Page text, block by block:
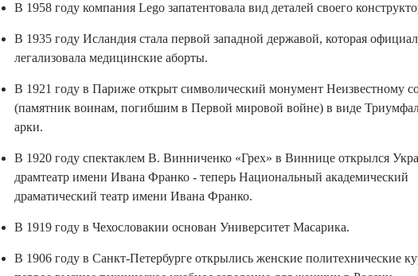
В 1958 году компания Lego запатентовала вид деталей своего
В 1935 году Исландия стала первой западной державой, которая
легализовала медицинские аборты.
В 1921 году в Париже открыт символический монумент Неизвестному
(памятник воинам, погибшим в Первой мировой войне) в виде
арки.
В 1920 году спектаклем В. Винниченко «Грех» в Виннице открылся
драмтеатр имени Ивана Франко - теперь Национальный академический
драматический театр имени Ивана Франко.
В 1919 году в Чехословакии основан Университет Масарика.
В 1906 году в Санкт-Петербурге открылись женские политехнические